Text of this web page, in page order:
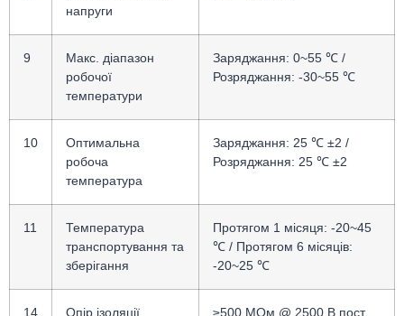
напруги
9
Макс. діапазон
робочої
температури
Заряджання: 0~55 ℃ /
Розряджання: -30~55 ℃
10
Оптимальна
робоча
температура
Заряджання: 25 ℃ ±2 /
Розряджання: 25 ℃ ±2
11
Температура
транспортування та
зберігання
Протягом 1 місяця: -20~45
℃ / Протягом 6 місяців:
-20~25 ℃
14 Опір ізоляції
≥500 МОм @ 2500 В пост.